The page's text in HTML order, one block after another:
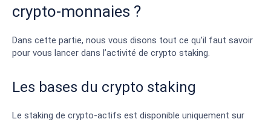
crypto-monnaies ?
Dans cette partie, nous vous disons tout ce qu’il faut savoir
pour vous lancer dans l’activité de crypto staking.
Les bases du crypto staking
Le staking de crypto-actifs est disponible uniquement sur